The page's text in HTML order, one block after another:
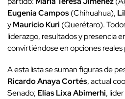
Eugenia Campos(Chihuahua),
yMauricio Kuri (Querétaro).
liderazgo, resultados y presencia
convirtiéndose en opciones
A esta lista se suman figuras de
Ricardo Anaya Cortés, actual
Senado; Elías Lixa Abimerhi,